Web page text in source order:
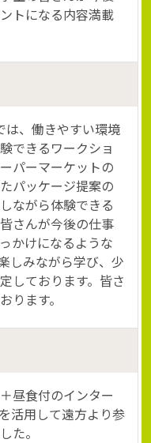
トになる内容満載
は、働きやすい環境
できるワークショ
パーマーケットの
パッケージ提案の
ながら体験できる
さんが今後の仕事
かけになるような
しみながら学び、少
しております。皆さ
ります。
昼食付のインター
活用して遠方より参
た。